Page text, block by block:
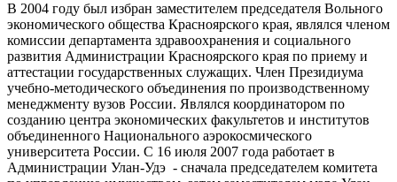
В 2004 году был избран заместителем председателя Вольного
экономического общества Красноярского края, являлся членом
комиссии департамента здравоохранения и социального
развития Администрации Красноярского края по приему и
аттестации государственных служащих. Член Президиума
учебно-методического объединения по производственному
менеджменту вузов России. Являлся координатором по
созданию центра экономических факультетов и институтов
объединенного Национального аэрокосмического
университета России. С 16 июля 2007 года работает в
Администрации Улан-Удэ - сначала председателем комитета